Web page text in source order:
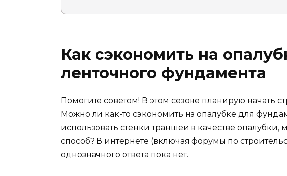
Как сэкономить на
ленточного фундамента
Помогите советом! В этом сезоне планирую начать
Можно ли как-то сэкономить на опалубке для
использовать стенки траншеи в качестве опалубки,
способ? В интернете (включая форумы по
однозначного ответа пока нет.